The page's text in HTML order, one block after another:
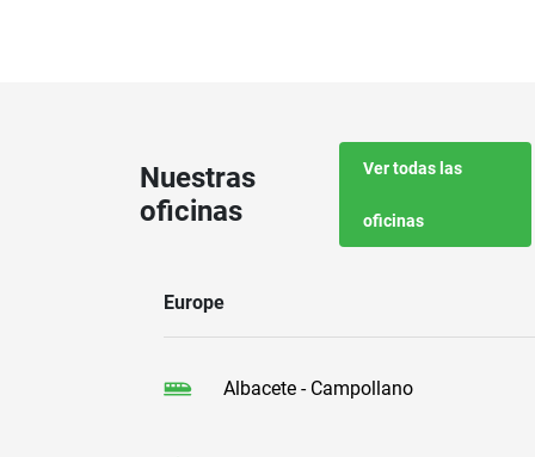
Nuestras
oficinas
Ver todas las
oficinas
Europe
Albacete - Campollano